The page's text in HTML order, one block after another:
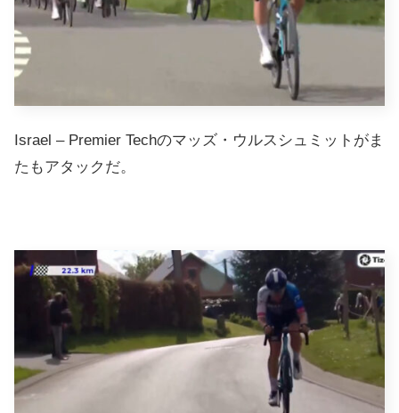
Israel – Premier Techのマッズ・ウルスシュミットがま
たもアタックだ。